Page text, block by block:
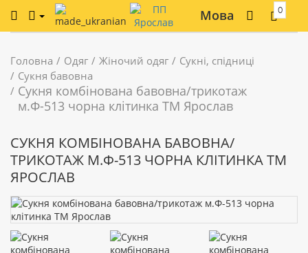
Мова 0
Головна Одяг Жіночий одяг
Сукні, спідниці
Сукня бавовна
Сукня комбінована бавовна/трикотаж
м.Ф-513 чорна клітинка ТМ Ярослав
СУКНЯ КОМБІНОВАНА БАВОВНА/
ТРИКОТАЖ М.Ф-513 ЧОРНА КЛІТИНКА ТМ
ЯРОСЛАВ